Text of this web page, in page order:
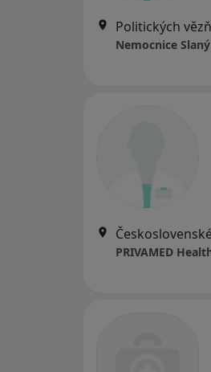
Politických
Nemocnice Slaný
PRIVAMED